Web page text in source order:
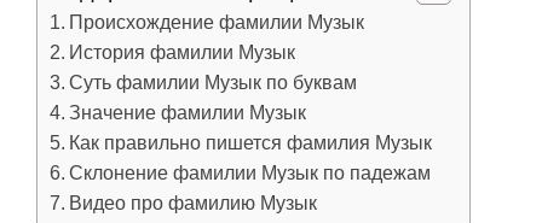
Происхождение фамилии Музык
История фамилии Музык
Суть фамилии Музык по буквам
Значение фамилии Музык
Как правильно пишется фамилия Музык
Склонение фамилии Музык по падежам
Видео про фамилию Музык